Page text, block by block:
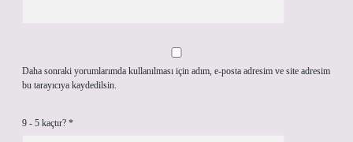
Daha sonraki yorumlarımda kullanılması için adım, e-posta adresim ve site adresim
bu tarayıcıya kaydedilsin.
9 - 5 kaçtır? *